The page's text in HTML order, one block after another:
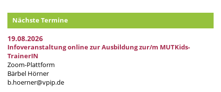
Nächste Termine
19.08.2026
Infoveranstaltung online zur Ausbildung zur/m MUTKids-
TrainerIN
Zoom-Plattform
Bärbel Hörner
b.hoerner@vpip.de